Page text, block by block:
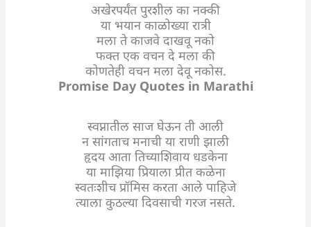
अखेरपर्यंत पुरशील का नक्की
या भयान काळोख्या रात्री
मला ते काजवे दाखवू नको
फक्त एक वचन दे मला की
कोणतेही वचन मला देवू नकोस.
Promise Day Quotes in Marathi
स्वप्नातील साज घेऊन ती आली
न सांगताच मनाची या राणी झाली
हृदय आता तिच्याशिवाय धडकेना
या माझिया प्रियाला प्रीत कळेना
स्वतःशीच प्रॉमिस करता आले पाहिजे
त्याला कुठल्या दिवसाची गरज नसते.